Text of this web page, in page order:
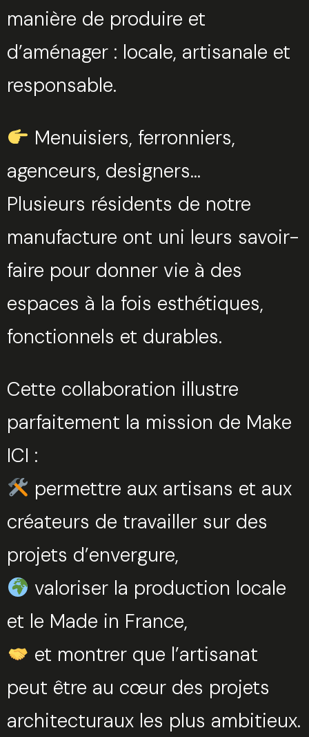
manière de produire et
d’aménager : locale, artisanale et
responsable.
Menuisiers, ferronniers,
agenceurs, designers…
Plusieurs résidents de notre
manufacture ont uni leurs savoir-
faire pour donner vie à des
espaces à la fois esthétiques,
fonctionnels et durables.
Cette collaboration illustre
parfaitement la mission de Make
ICI :
permettre aux artisans et aux
créateurs de travailler sur des
projets d’envergure,
valoriser la production locale
et le Made in France,
et montrer que l’artisanat
peut être au cœur des projets
architecturaux les plus ambitieux.